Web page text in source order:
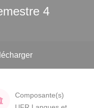
4
Composante(s)